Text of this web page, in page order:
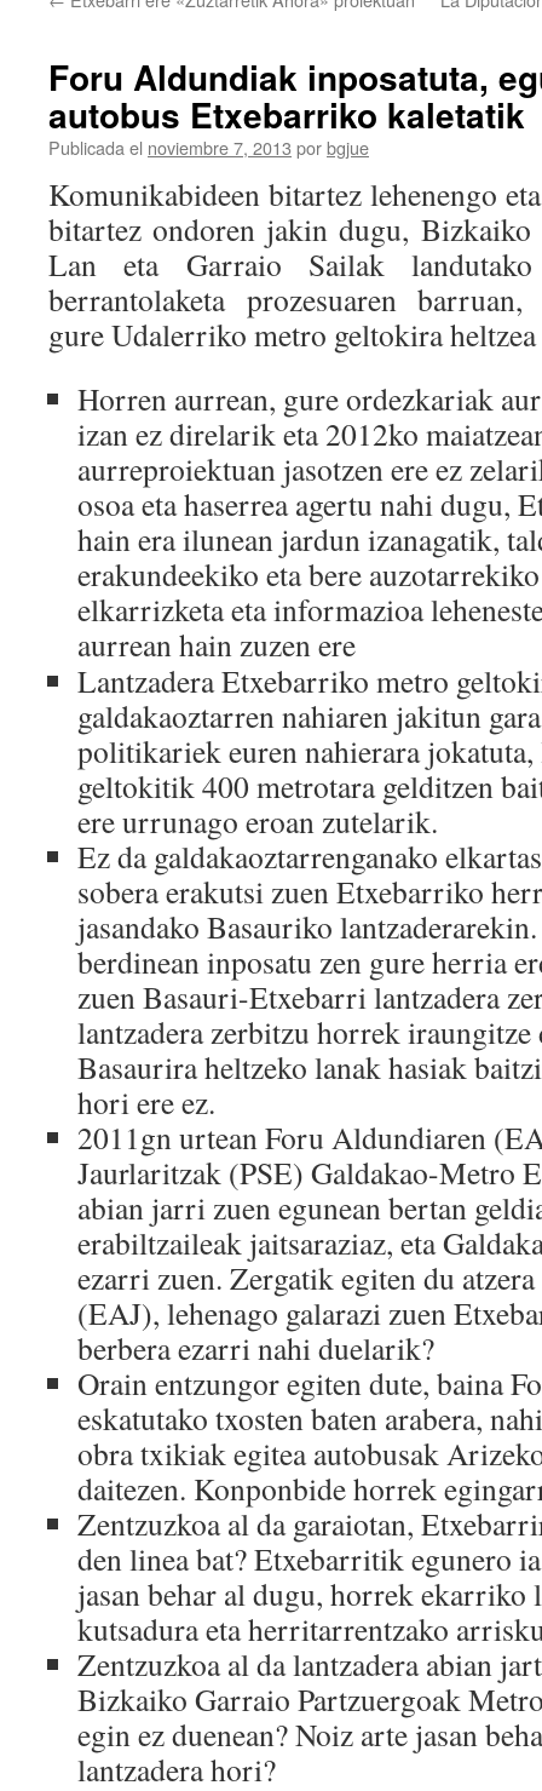
Foru Aldundiak inposatuta,
autobus Etxebarriko kaletatik
Publicada el noviembre 7, 2013 porbgjue
Komunikabideen bitartez lehenengo
bitartez ondoren jakin dugu,
Lan eta Garraio Sailak
berrantolaketa prozesuaren barruan,
gure Udalerriko metro geltokira
Horren aurrean, gure ordezkariak
izan ez direlarik eta 2012ko
aurreproiektuan jasotzen ere ez
osoa eta haserrea agertu nahi dugu,
hain era ilunean jardun izanagatik,
erakundeekiko eta bere
elkarrizketa eta informazioa
aurrean hain zuzen ere
Lantzadera Etxebarriko metro
galdakaoztarren nahiaren jakitun
politikariek euren nahierara
geltokitik 400 metrotara gelditzen
ere urrunago eroan zutelarik.
Ez da galdakaoztarrenganako
sobera erakutsi zuen Etxebarriko
jasandako Basauriko
berdinean inposatu zen gure herria
zuen Basauri-Etxebarri lantzadera
lantzadera zerbitzu horrek iraungitze
Basaurira heltzeko lanak hasiak
hori ere ez.
2011gn urtean Foru Aldundiaren
Jaurlaritzak (PSE) Galdakao-Metro
abian jarri zuen egunean bertan
erabiltzaileak jaitsaraziaz, eta
ezarri zuen. Zergatik egiten du
(EAJ), lehenago galarazi zuen
berbera ezarri nahi duelarik?
Orain entzungor egiten dute, baina
eskatutako txosten baten arabera,
obra txikiak egitea autobusak
daitezen. Konponbide horrek
Zentzuzkoa al da garaiotan,
den linea bat? Etxebarritik egunero
jasan behar al dugu, horrek ekarriko
kutsadura eta herritarrentzako
Zentzuzkoa al da lantzadera abian
Bizkaiko Garraio Partzuergoak
egin ez duenean? Noiz arte jasan
lantzadera hori?